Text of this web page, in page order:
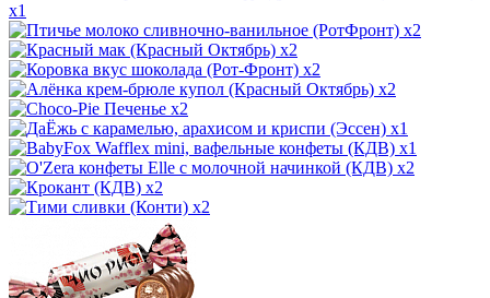
x1
x2
x2
x2
x2
x2
x1
x1
x2
x2
x2